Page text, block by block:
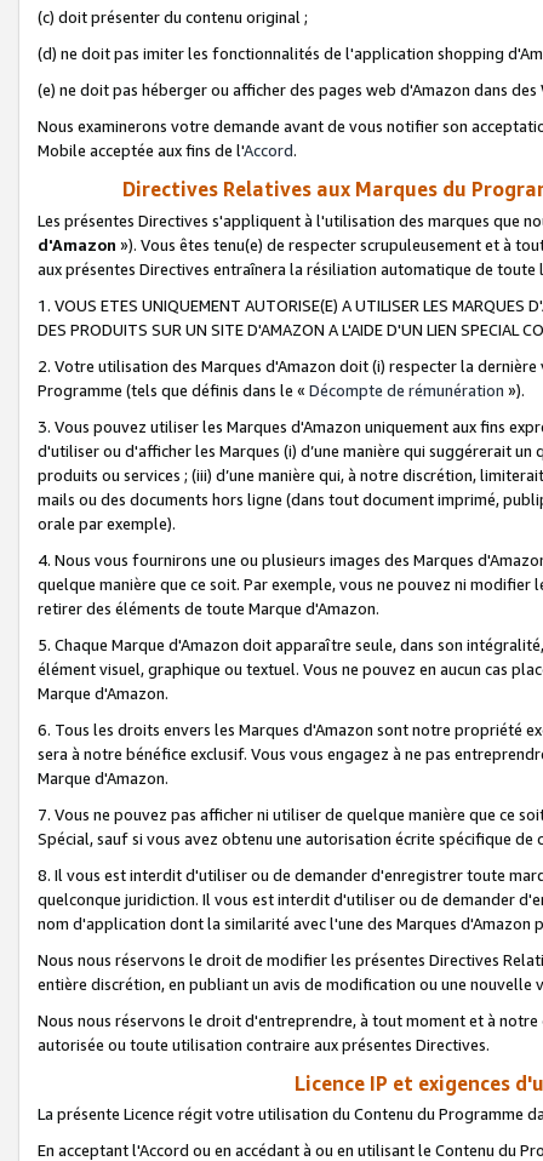
(c) doit présenter du contenu original ;
(d) ne doit pas imiter les fonctionnalités de l'application shopping
(e) ne doit pas héberger ou afficher des pages web d'Amazon dans
Nous examinerons votre demande avant de vous notifier son
Mobile acceptée aux fins de l'Accord.
Directives Relatives aux Marques du
Les présentes Directives s'appliquent à l'utilisation des marques que
d'Amazon »). Vous êtes tenu(e) de respecter scrupuleusement et à
aux présentes Directives entraînera la résiliation automatique de
1. VOUS ETES UNIQUEMENT AUTORISE(E) A UTILISER LES MARQUES
DES PRODUITS SUR UN SITE D'AMAZON A L'AIDE D'UN LIEN SPECIAL
2. Votre utilisation des Marques d'Amazon doit (i) respecter la
Programme (tels que définis dans le « Décompte de rémunération »).
3. Vous pouvez utiliser les Marques d'Amazon uniquement aux fins
d'utiliser ou d'afficher les Marques (i) d’une manière qui suggérerait
produits ou services ; (iii) d’une manière qui, à notre discrétion,
mails ou des documents hors ligne (dans tout document imprimé,
orale par exemple).
4. Nous vous fournirons une ou plusieurs images des Marques
quelque manière que ce soit. Par exemple, vous ne pouvez ni
retirer des éléments de toute Marque d'Amazon.
5. Chaque Marque d'Amazon doit apparaître seule, dans son
élément visuel, graphique ou textuel. Vous ne pouvez en aucun cas
Marque d'Amazon.
6. Tous les droits envers les Marques d'Amazon sont notre propriété
sera à notre bénéfice exclusif. Vous vous engagez à ne pas
Marque d'Amazon.
7. Vous ne pouvez pas afficher ni utiliser de quelque manière que ce
Spécial, sauf si vous avez obtenu une autorisation écrite spécifique de
8. Il vous est interdit d'utiliser ou de demander d'enregistrer toute
quelconque juridiction. Il vous est interdit d'utiliser ou de demander
nom d'application dont la similarité avec l'une des Marques
Nous nous réservons le droit de modifier les présentes Directives
entière discrétion, en publiant un avis de modification ou une nouvelle
Nous nous réservons le droit d'entreprendre, à tout moment et à
autorisée ou toute utilisation contraire aux présentes Directives.
Licence IP et exigences
La présente Licence régit votre utilisation du Contenu du Programme
En acceptant l'Accord ou en accédant à ou en utilisant le Contenu du